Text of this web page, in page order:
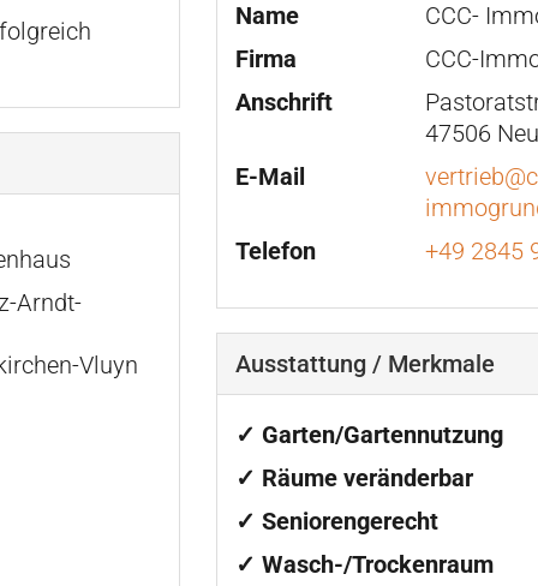
Name
CCC-
Firma
CCC-
Anschrift
47506
E-Mail
Telefon
+49 2845
Ausstattung / Merkmale
✓ Garten/Gartennutzung
✓ Räume veränderbar
✓ Seniorengerecht
✓ Wasch-/Trockenraum
Arndt-
Vluyn